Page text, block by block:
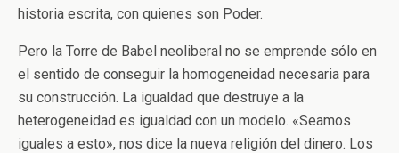
historia escrita, con quienes son Poder.
Pero la Torre de Babel neoliberal no se emprende sólo en
el sentido de conseguir la homogeneidad necesaria para
su construcción. La igualdad que destruye a la
heterogeneidad es igualdad con un modelo. «Seamos
iguales a esto», nos dice la nueva religión del dinero. Los